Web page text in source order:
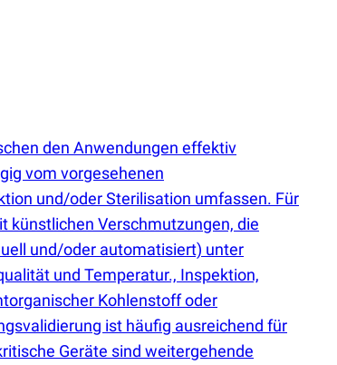
den Anwendungen effektiv
vom vorgesehenen
und/oder Sterilisation umfassen. Für
künstlichen Verschmutzungen, die
und/oder automatisiert) unter
und Temperatur., Inspektion,
Kohlenstoff oder
ist häufig ausreichend für
Geräte sind weitergehende